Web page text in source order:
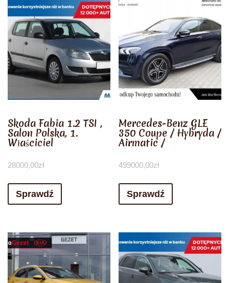
Skoda Fabia 1.2 TSI ,
Salon Polska, 1.
Właściciel
28000,00zł
Sprawdź
Mercedes-Benz GLE
350 Coupe / Hybryda /
Airmatic /
499000,00zł
Sprawdź